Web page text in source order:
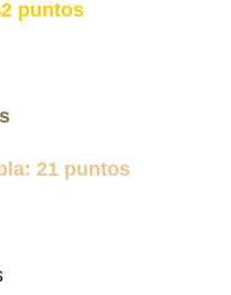
puntos
21 puntos